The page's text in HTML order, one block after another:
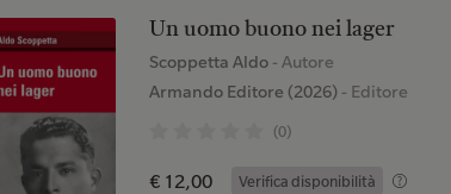
Un uomo buono nei lager
Scoppetta Aldo - Autore
Armando Editore (2026)- Editore
(0)
€ 12,00 Verifica disponibilità